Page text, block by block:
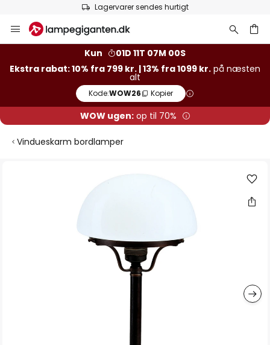
Lagervarer sendes hurtigt
to
Kun
01D 11T 07M 00S
Ekstra rabat: 10% fra 799 kr. | 13% fra 1099 kr. på næsten
alt
Kode:WOW26 Kopier
WOW ugen:op til 70%
Vindueskarm bordlamper